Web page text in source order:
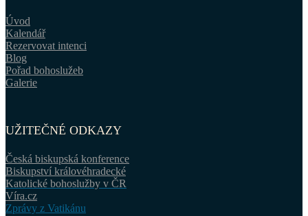
Úvod
Kalendář
Rezervovat intenci
Blog
Pořad bohoslužeb
Galerie
UŽITEČNÉ ODKAZY
Česká biskupská konference
Biskupství královéhradecké
Katolické bohoslužby v ČR
Víra.cz
Zprávy z Vatikánu